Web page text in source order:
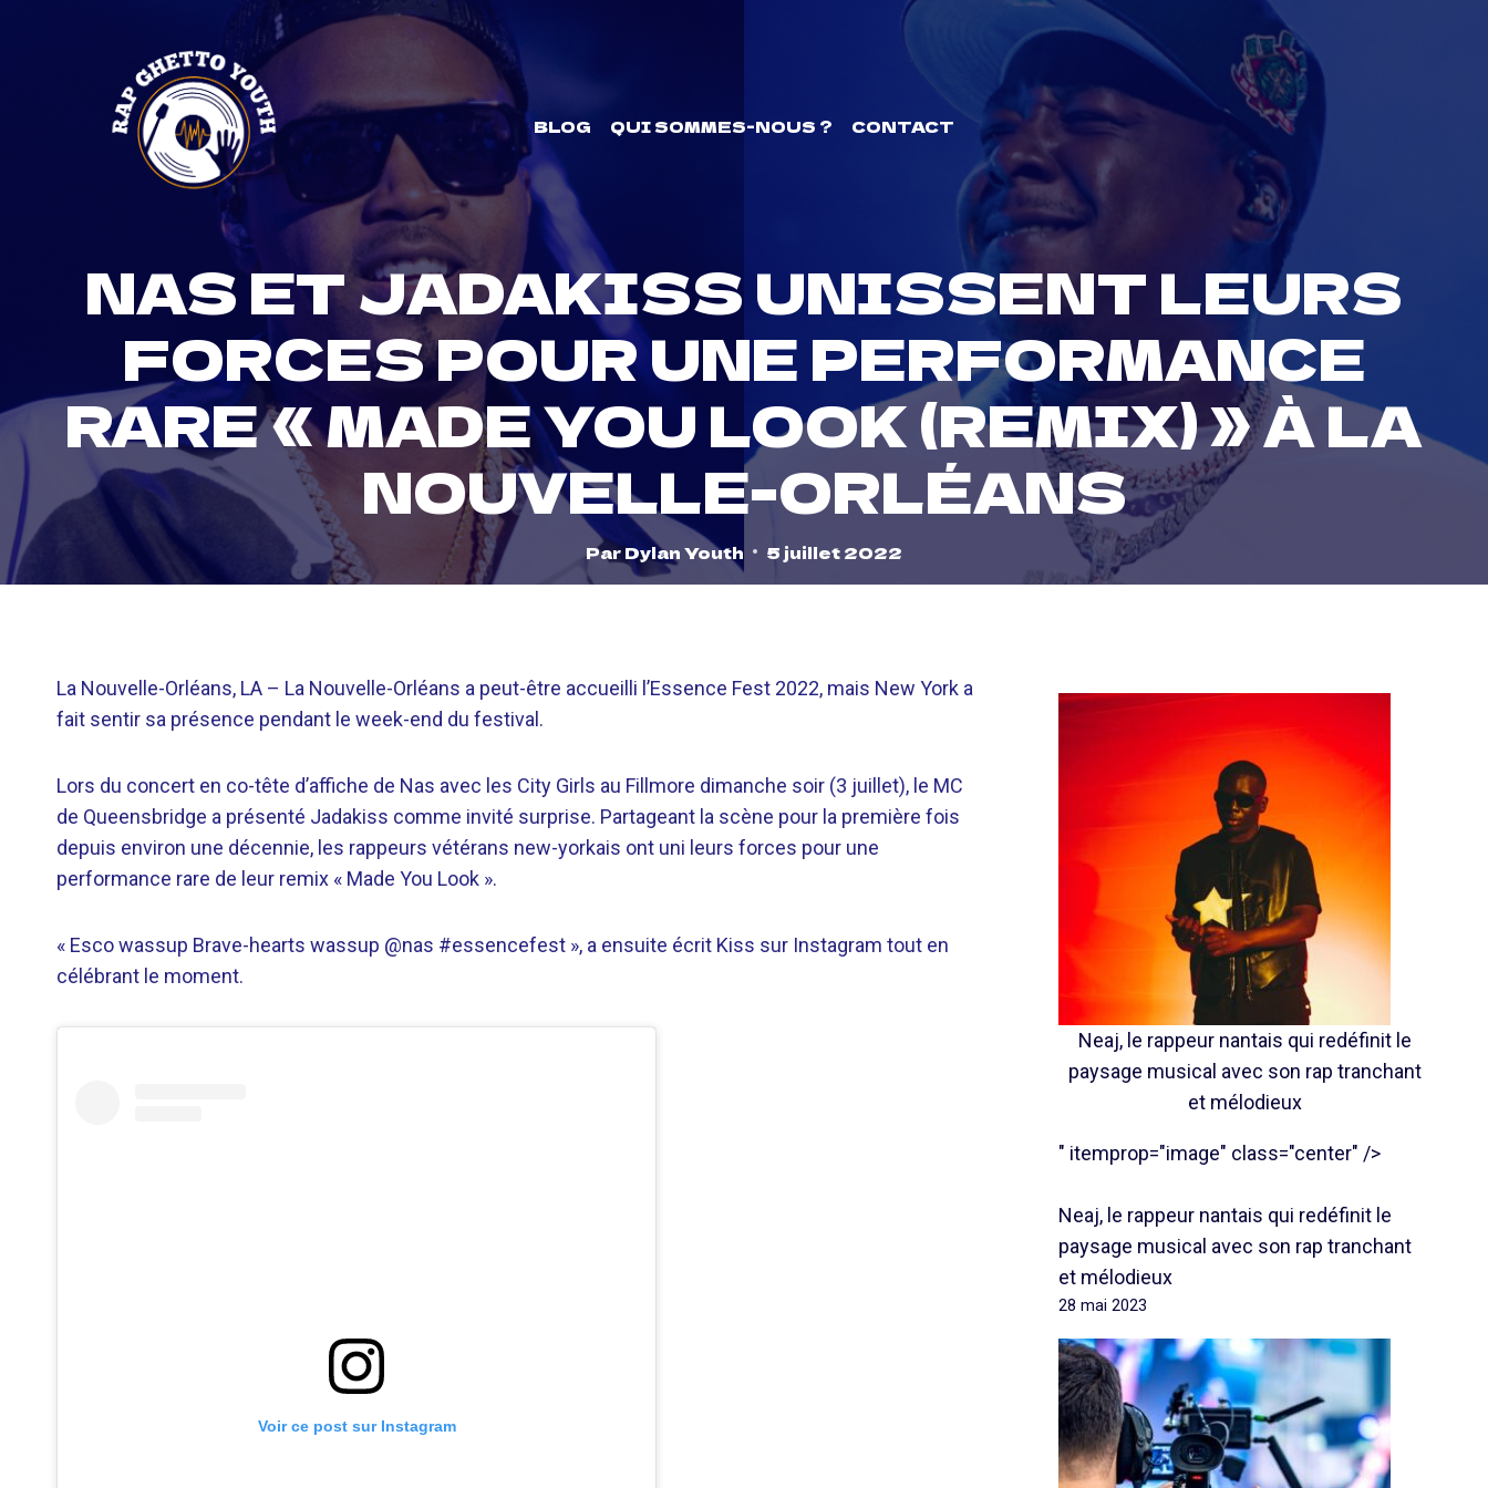
BLOG QUI SOMMES-NOUS ? CONTACT
NAS ET JADAKISS UNISSENT LEURS
FORCES POUR UNE PERFORMANCE
RARE « MADE YOU LOOK (REMIX) » À LA
NOUVELLE-ORLÉANS
ParDylan Youth 5 juillet 2022
La Nouvelle-Orléans, LA – La Nouvelle-Orléans a peut-être accueilli l’Essence Fest 2022, mais New York a
fait sentir sa présence pendant le week-end du festival.
Lors du concert en co-tête d’affiche de Nas avec les City Girls au Fillmore dimanche soir (3 juillet), le MC
de Queensbridge a présenté Jadakiss comme invité surprise. Partageant la scène pour la première fois
depuis environ une décennie, les rappeurs vétérans new-yorkais ont uni leurs forces pour une
performance rare de leur remix « Made You Look ».
« Esco wassup Brave-hearts wassup @nas #essencefest », a ensuite écrit Kiss sur Instagram tout en
célébrant le moment.
Voir ce post sur Instagram
Neaj, le rappeur nantais qui redéfinit le
paysage musical avec son rap tranchant
et mélodieux
" itemprop="image" class="center" />
Neaj, le rappeur nantais qui redéfinit le
paysage musical avec son rap tranchant
et mélodieux
28 mai 2023